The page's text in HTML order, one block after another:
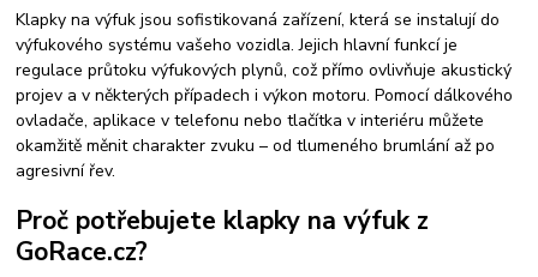
Klapky na výfuk jsou sofistikovaná zařízení, která se instalují do
výfukového systému vašeho vozidla. Jejich hlavní funkcí je
regulace průtoku výfukových plynů, což přímo ovlivňuje akustický
projev a v některých případech i výkon motoru. Pomocí dálkového
ovladače, aplikace v telefonu nebo tlačítka v interiéru můžete
okamžitě měnit charakter zvuku – od tlumeného brumlání až po
agresivní řev.
Proč potřebujete klapky na výfuk z
GoRace.cz?